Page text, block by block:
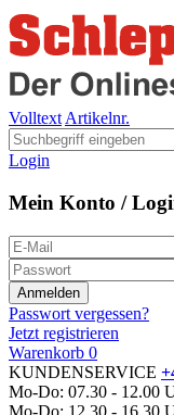
Volltext Artikelnr.
Login
Mein Konto /
Passwort vergessen?
Jetzt registrieren
Warenkorb 0
KUNDENSERVICE
Mo-Do: 07.30 - 12.00
Mo-Do: 12.30 - 16.30